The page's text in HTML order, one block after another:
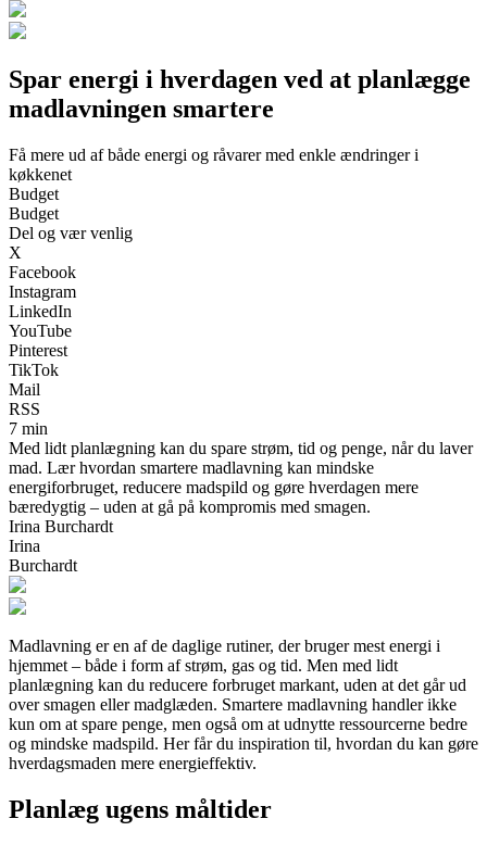
Spar energi i hverdagen ved at planlægge
madlavningen smartere
Få mere ud af både energi og råvarer med enkle ændringer i
køkkenet
Budget
Budget
Del og vær venlig
X
Facebook
Instagram
LinkedIn
YouTube
Pinterest
TikTok
Mail
RSS
7 min
Med lidt planlægning kan du spare strøm, tid og penge, når du laver
mad. Lær hvordan smartere madlavning kan mindske
energiforbruget, reducere madspild og gøre hverdagen mere
bæredygtig – uden at gå på kompromis med smagen.
Irina Burchardt
Irina
Burchardt
Madlavning er en af de daglige rutiner, der bruger mest energi i
hjemmet – både i form af strøm, gas og tid. Men med lidt
planlægning kan du reducere forbruget markant, uden at det går ud
over smagen eller madglæden. Smartere madlavning handler ikke
kun om at spare penge, men også om at udnytte ressourcerne bedre
og mindske madspild. Her får du inspiration til, hvordan du kan gøre
hverdagsmaden mere energieffektiv.
Planlæg ugens måltider